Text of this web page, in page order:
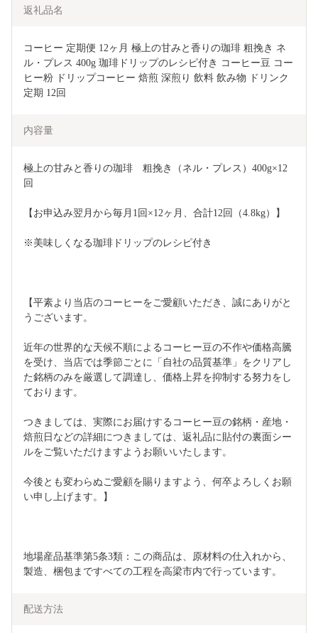
返礼品名
コーヒー 定期便 12ヶ月 極上の甘みと香りの珈琲 粗挽き ネ
ル・プレス 400g 珈琲ドリップのレシピ付き コーヒー豆 コー
ヒー粉 ドリップコーヒー 焙煎 深煎り 飲料 飲み物 ドリンク
定期 12回
内容量
極上の甘みと香りの珈琲　粗挽き（ネル・プレス）400g×12
回
【お申込み翌月から毎月1回×12ヶ月、合計12回（4.8kg）】
※美味しくなる珈琲ドリップのレシピ付き
【平素より当店のコーヒーをご愛顧いただき、誠にありがと
うございます。
近年の世界的な天候不順によるコーヒー豆の不作や価格高騰
を受け、当店では季節ごとに「自社の品質基準」をクリアし
た銘柄のみを厳選して調達し、価格上昇を抑制する努力をし
ております。
つきましては、実際にお届けするコーヒー豆の銘柄・産地・
焙煎日などの詳細につきましては、返礼品に貼付の裏面シー
ルをご覧いただけますようお願いいたします。
今後とも変わらぬご愛顧を賜りますよう、何卒よろしくお願
い申し上げます。】
地場産品基準第5条3類：この商品は、原材料の仕入れから、
製造、梱包まですべての工程を高梁市内で行っています。
配送方法